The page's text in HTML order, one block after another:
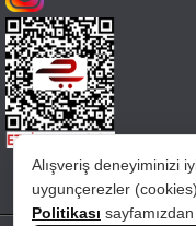
Alışveriş deneyiminizi
uygunçerezler
Politikası